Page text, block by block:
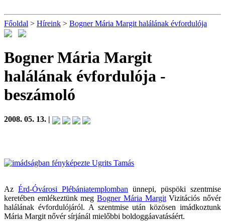
Főoldal > Híreink > Bogner Mária Margit halálának évfordulója
Bogner Mária Margit
halálának évfordulója -
beszámoló
2008. 05. 13. |
Az Érd-Óvárosi Plébániatemplomban ünnepi, püspöki szentmise
keretében emlékeztünk megBogner Mária MargitVizitációs nővér
halálának évfordulójáról. A szentmise után közösen imádkoztunk
Mária Margit nővér sírjánál mielőbbi boldoggáavatásáért.